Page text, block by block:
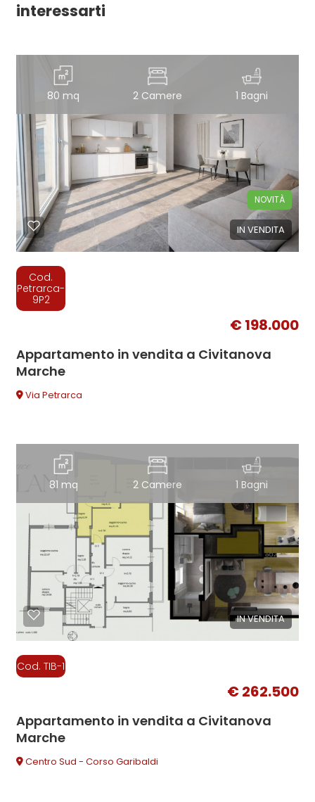
interessarti
80 mq 2 Camere 1 Bagni
IN VENDITA
NOVITÀ
Cod.
Petrarca-
9P2
€ 198.000
Appartamento in vendita a Civitanova
Marche
Via Petrarca
81 mq 2 Camere 1 Bagni
IN VENDITA
Cod. TIB-1
€ 262.500
Appartamento in vendita a Civitanova
Marche
Centro Sud - Corso Garibaldi